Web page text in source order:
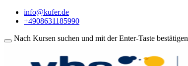
info@kufer.de
+4908631185990
Nach Kursen suchen und mit der Enter-Taste bestätigen